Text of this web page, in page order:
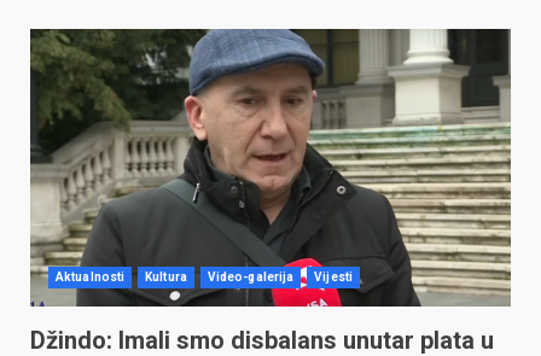
Aktualnosti Kultura Video-galerija Vijesti
Džindo: Imali smo disbalans unutar plata u